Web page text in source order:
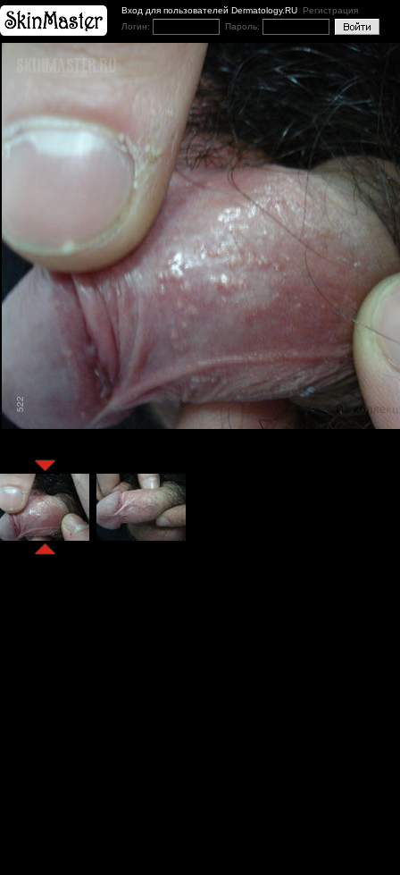
Вход для пользователей Dermatology.RU Регистрация
Логин:
Пароль: